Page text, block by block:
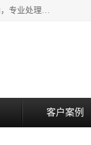
本公司高价废油回收：东莞回收废油,东莞回收废乙脂胶水,东莞回收废溶剂,东莞回收废乙脂,东莞废油回收等各类废油，专业处理从事化工产品研发与销售的综合型高科技服务性企业。我公司自成立以来，一直秉承“科技创新，立足诚信，感恩于心”的理念，力求设计与客户合作共赢的局面。在广大新老客户的大力支持下，我公司员工经过不懈努力，公司已快速发展成为国内知名化工企业。
客户案例